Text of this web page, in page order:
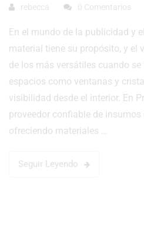
rebecca 0 Comentarios
En el mundo de la publicidad y
material tiene su propósito, y el
de los más versátiles cuando
espacios como ventanas y
visibilidad desde el interior. En
proveedor confiable de
ofreciendo materiales …
Seguir Leyendo